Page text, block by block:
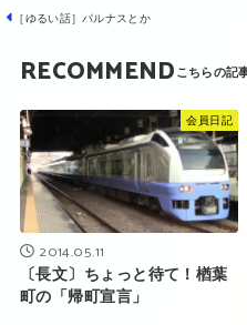
［ゆるい話］パルナスとか
RECOMMEND
会員日記
2014.05.11
〔長文〕ちょっと待て！楢葉
町の「帰町宣言」